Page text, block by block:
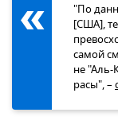
"По
[США],
самой
не "Аль-
расы", –